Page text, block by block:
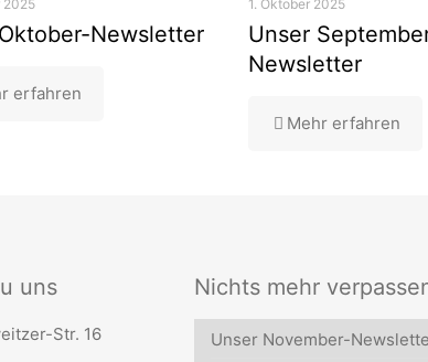
2025
Newsletter
erfahren
1. Oktober 2025
Unser
Newsletter
Mehr erfahren
uns
Str. 16
Nichts mehr
Unser November-